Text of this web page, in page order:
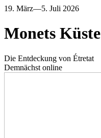
19. März—5. Juli 2026
Monets Küste
Die Entdeckung von Étretat
Demnächst online